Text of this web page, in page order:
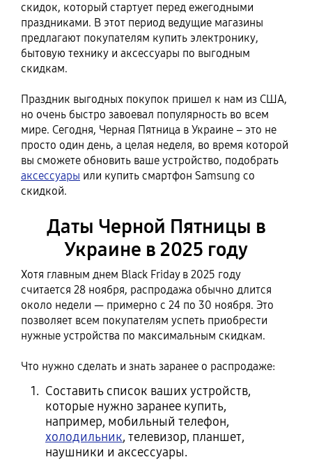
скидок, который стартует перед ежегодными
праздниками. В этот период ведущие магазины
предлагают покупателям купить электронику,
бытовую технику и аксессуары по выгодным
скидкам.
Праздник выгодных покупок пришел к нам из США,
но очень быстро завоевал популярность во всем
мире. Сегодня, Черная Пятница в Украине – это не
просто один день, а целая неделя, во время которой
вы сможете обновить ваше устройство, подобрать
аксессуары или купить смартфон Samsung со
скидкой.
Даты Черной Пятницы в
Украине в 2025 году
Хотя главным днем Black Friday в 2025 году
считается 28 ноября, распродажа обычно длится
около недели — примерно с 24 по 30 ноября. Это
позволяет всем покупателям успеть приобрести
нужные устройства по максимальным скидкам.
Что нужно сделать и знать заранее о распродаже:
Составить список ваших устройств,
которые нужно заранее купить,
например, мобильный телефон,
холодильник, телевизор, планшет,
наушники и аксессуары.